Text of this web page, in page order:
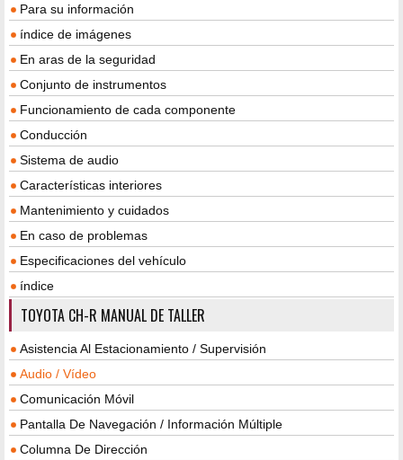
Para su información
índice de imágenes
En aras de la seguridad
Conjunto de instrumentos
Funcionamiento de cada componente
Conducción
Sistema de audio
Características interiores
Mantenimiento y cuidados
En caso de problemas
Especificaciones del vehículo
índice
TOYOTA CH-R MANUAL DE TALLER
Asistencia Al Estacionamiento / Supervisión
Audio / Vídeo
Comunicación Móvil
Pantalla De Navegación / Información Múltiple
Columna De Dirección